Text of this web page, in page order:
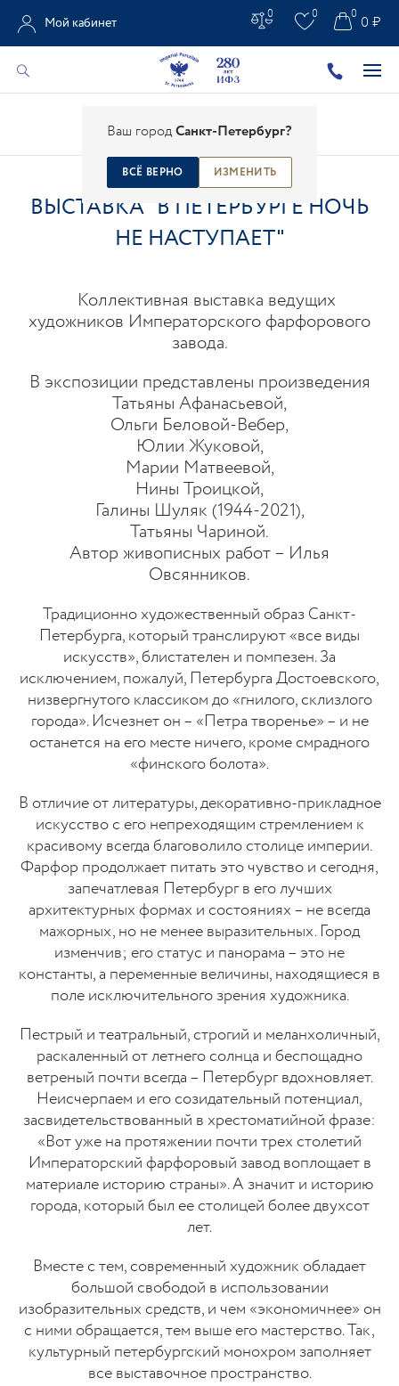
Ваш городСанкт-Петербург?
ВСЁ ВЕРНО ИЗМЕНИТЬ
Мой кабинет
0 0 0 ₽
0
Выставка "В Петербурге ночь не наступает"
ВЫСТАВКА "В ПЕТЕРБУРГЕ НОЧЬ
НЕ НАСТУПАЕТ"
Коллективная выставка ведущих
художников Императорского фарфорового
завода.
В экспозиции представлены произведения
Татьяны Афанасьевой,
Ольги Беловой-Вебер,
Юлии Жуковой,
Марии Матвеевой,
Нины Троицкой,
Галины Шуляк (1944-2021),
Татьяны Чариной.
Автор живописных работ – Илья
Овсянников.
Традиционно художественный образ Санкт-
Петербурга, который транслируют «все виды
искусств», блистателен и помпезен. За
исключением, пожалуй, Петербурга Достоевского,
низвергнутого классиком до «гнилого, склизлого
города». Исчезнет он – «Петра творенье» – и не
останется на его месте ничего, кроме смрадного
«финского болота».
В отличие от литературы, декоративно-прикладное
искусство с его непреходящим стремлением к
красивому всегда благоволило столице империи.
Фарфор продолжает питать это чувство и сегодня,
запечатлевая Петербург в его лучших
архитектурных формах и состояниях – не всегда
мажорных, но не менее выразительных. Город
изменчив; его статус и панорама – это не
константы, а переменные величины, находящиеся в
поле исключительного зрения художника.
Пестрый и театральный, строгий и меланхоличный,
раскаленный от летнего солнца и беспощадно
ветреный почти всегда – Петербург вдохновляет.
Неисчерпаем и его созидательный потенциал,
засвидетельствованный в хрестоматийной фразе:
«Вот уже на протяжении почти трех столетий
Императорский фарфоровый завод воплощает в
материале историю страны». А значит и историю
города, который был ее столицей более двухсот
лет.
Вместе с тем, современный художник обладает
большой свободой в использовании
изобразительных средств, и чем «экономичнее» он
с ними обращается, тем выше его мастерство. Так,
культурный петербургский монохром заполняет
все выставочное пространство.